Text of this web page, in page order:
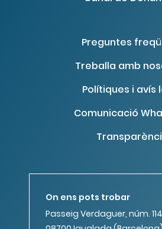
Preguntes
Treballa amb
Polítiques i avís
Comunicació
On ens pots trobar
Passeig Verdaguer, núm. 114